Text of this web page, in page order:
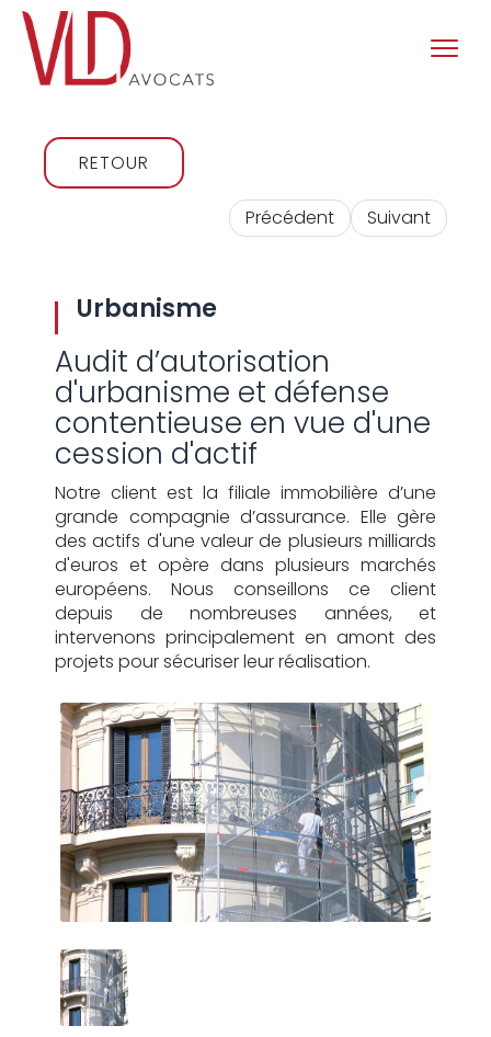
RETOUR
Précédent Suivant
Urbanisme
Audit d’autorisation
d'urbanisme et défense
contentieuse en vue d'une
cession d'actif
Notre client est la filiale immobilière d’une
grande compagnie d’assurance. Elle gère
des actifs d'une valeur de plusieurs milliards
d'euros et opère dans plusieurs marchés
européens. Nous conseillons ce client
depuis de nombreuses années, et
intervenons principalement en amont des
projets pour sécuriser leur réalisation.